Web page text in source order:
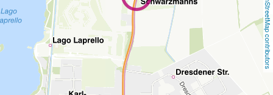
OpenStreetMap contributors